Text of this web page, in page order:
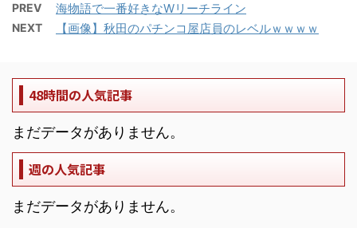
PREV 海物語で一番好きなWリーチライン
NEXT 【画像】秋田のパチンコ屋店員のレベルｗｗｗｗ
48時間の人気記事
まだデータがありません。
週の人気記事
まだデータがありません。